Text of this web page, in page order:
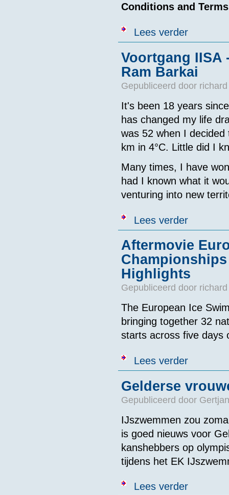
Conditions and Terms
Lees verderover IISA 2nd
Voortgang IISA
Ram Barkai
Gepubliceerd door
It's been 18 years
has changed my life
was 52 when I
km in 4°C. Little did I
Many times, I have
had I known what it
venturing into new
Lees verderover
Aftermovie
Highlights
Gepubliceerd door
The European Ice
bringing together 32
starts across five days
Lees verderover
Gelderse
Gepubliceerd door
IJszwemmen zou
is goed nieuws voor
kanshebbers op
tijdens het EK
Lees verderover